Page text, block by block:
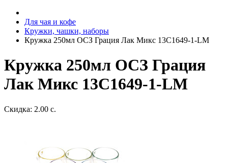
Для чая и кофе
Кружки, чашки, наборы
Кружка 250мл ОСЗ Грация Лак Микс 13C1649-1-LM
Кружка 250мл ОСЗ Грация
Лак Микс 13C1649-1-LM
Скидка: 2.00 с.